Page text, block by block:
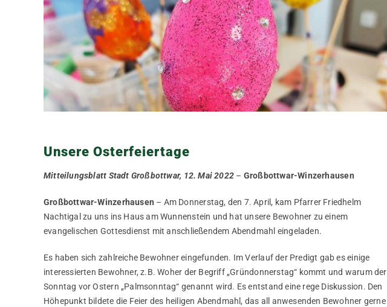
Unsere Osterfeiertage
Mitteilungsblatt Stadt Großbottwar, 12. Mai 2022 – Großbottwar-Winzerhausen
Großbottwar-Winzerhausen – Am Donnerstag, den 7. April, kam Pfarrer Friedhelm
Nachtigal zu uns ins Haus am Wunnenstein und hat unsere Bewohner zu einem
evangelischen Gottesdienst mit anschließendem Abendmahl eingeladen.
Es haben sich zahlreiche Bewohner eingefunden. Im Verlauf der Predigt gab es einige
interessierten Bewohner, z.B. Woher der Begriff „Gründonnerstag“ kommt und warum der
Sonntag vor Ostern „Palmsonntag“ genannt wird. Es entstand eine rege Diskussion. Den
Höhepunkt bildete die Feier des heiligen Abendmahl, das all anwesenden Bewohner gerne